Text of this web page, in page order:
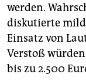
werden.
diskutierte
Einsatz von
Verstoß
bis zu 2.500